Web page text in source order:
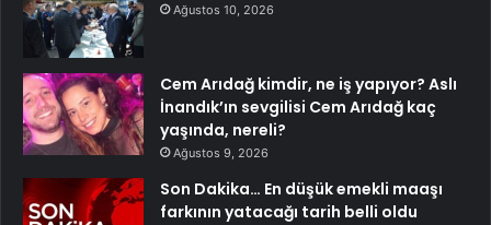
Ağustos 10, 2026
Cem Arıdağ kimdir, ne iş yapıyor? Aslı
İnandık’ın sevgilisi Cem Arıdağ kaç
yaşında, nereli?
Ağustos 9, 2026
Son Dakika… En düşük emekli maaşı
farkının yatacağı tarih belli oldu